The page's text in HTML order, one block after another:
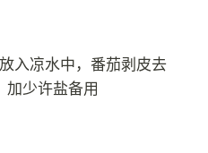
入凉水中，番茄剥皮去
加少许盐备用